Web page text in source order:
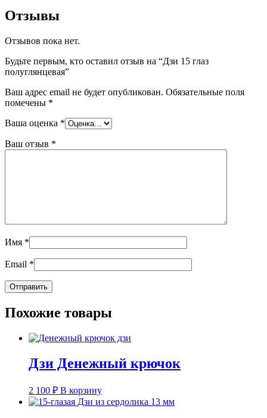
Отзывы
Отзывов пока нет.
Будьте первым, кто оставил отзыв на “Дзи 15 глаз
полуглянцевая”
Ваш адрес email не будет опубликован. Обязательные поля
помечены *
Ваша оценка *
Ваш отзыв *
Имя *
Email *
Похожие товары
Дзи Денежный крючок
2 100 ₽ В корзину